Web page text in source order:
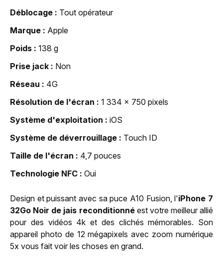
Déblocage
Tout opérateur
Marque
Apple
Poids
138 g
Prise jack
Non
Réseau
4G
Résolution de l'écran
1 334 x 750 pixels
Système d'exploitation
iOS
Système de déverrouillage
Touch ID
Taille de l'écran
4,7 pouces
Technologie NFC
Oui
Design et puissant avec sa puce A10 Fusion, l'iPhone 7
32Go Noir de jais reconditionnéest votre meilleur allié
pour des vidéos 4k et des clichés mémorables. Son
appareil photo de 12 mégapixels avec zoom numérique
5x vous fait voir les choses en grand.